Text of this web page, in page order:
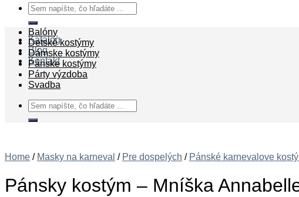
Search
for:
Katalóg
Blog
Kontakt
Balóny
Detské kostýmy
Dámske kostýmy
Pánske kostýmy
Párty výzdoba
Svadba
Search
for:
Home / Masky na karneval / Pre dospelých / Pánské karnevalove
Pánsky kostým – Mníška